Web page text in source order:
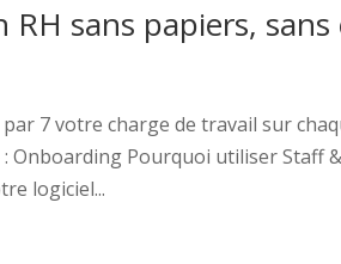
RH sans papiers,
7 votre charge de travail sur
Onboarding Pourquoi utiliser Staff
logiciel...